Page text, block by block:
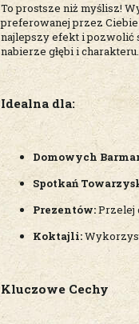
To prostsze niż myślisz!
preferowanej przez Ciebie
najlepszy efekt i pozwolić
nabierze głębi i charakteru.
Idealna dla:
Domowych
Spotkań
Prezentów:Przelej
Koktajli:
Kluczowe Cechy